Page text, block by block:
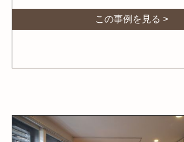
この事例を見る >